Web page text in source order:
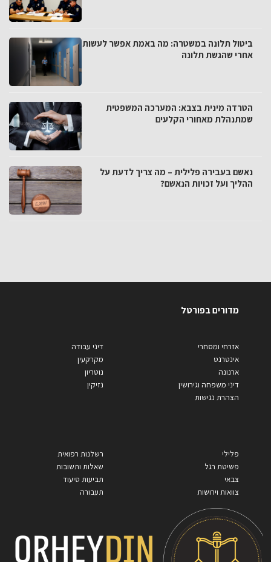
ביטול תלונה במשטרה: מה באמת אפשר לעשות
אחרי שהגשת תלונה
הטרדה מינית בצבא: המערכה המשפטית
שמתנהלת מאחורי הקלעים
נאשם בעבירה פלילית – מה צריך לדעת על
ההליך ועל זכויות הנאשם?
מדורים בפורטל
אזרחי ומסחרי
אינטרנט
ארנונה
דיני משפחה וגירושין
הצהרת נגישות
דיני עבודה
מקרקעין
נוטריון
נזיקין
פלילי
פשיטת רגל
צבאי
צוואות וירושות
רשלנות רפואית
שאלות ותשובות
תביעות סיעוד
תעבורה